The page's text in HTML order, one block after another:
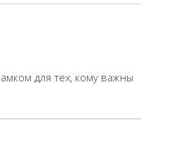
для тех, кому важны